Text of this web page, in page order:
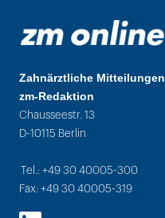
Zahnärztliche Mitteilungen
zm-Redaktion
Chausseestr. 13
D-10115 Berlin
Tel.: +49 30 40005-300
Fax: +49 30 40005-319